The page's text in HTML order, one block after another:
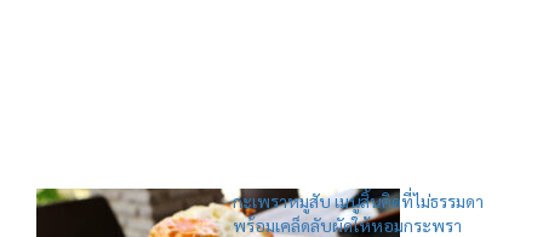
กะเพราหมูสับ เมนูสิ้นคิดที่ไม่ธรรมดา
พร้อมเคล็ดลับผัดให้หอมกระพรา